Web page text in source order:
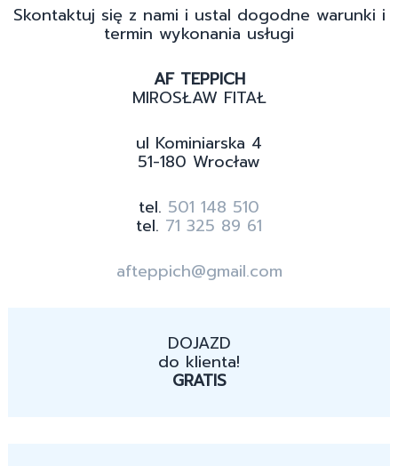
Skontaktuj się z nami i ustal dogodne warunki i
termin wykonania usługi
AF TEPPICH
MIROSŁAW FITAŁ
ul Kominiarska 4
51-180 Wrocław
tel. 501 148 510
tel. 71 325 89 61
afteppich@gmail.com
DOJAZD
do klienta!
GRATIS